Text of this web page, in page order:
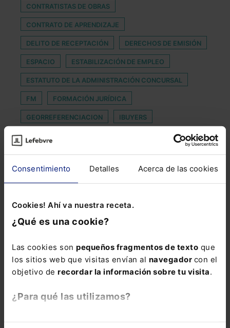
Consentimiento Detalles Acerca de las cookies
Cookies! Ahí va nuestra receta.
¿Qué es una cookie?
Las cookies son pequeños fragmentos de texto que
los sitios web que visitas envían al navegador con el
objetivo de recordar la información sobre tu visita.
¿Para qué las utilizamos?
CONTRATISTAS DE OBRAS
CONTRATO DE APRENDIZAJE
DELITO DE RECEPTACIÓN DERECHOS DE EMISIÓN
ESPACIO ESTABILIZACIÓN DE EMPLEO
ESTATUTO DE LA ADMINISTRACIÓN CONCURSAL
FM FORMACIÓN JURÍDICA
GEORREFERENCIACION IBUYERS
INNOVATE LAWYERS
INVERSIÓN DURANTE LA PANDEMIA
MERCADO ELÉCTRICO MYTHOS
PBC
REFUGIO SECTOR DE TELECOMUNICACIONES
SEGUIMIENTO ÉTICO SOCIEDAD COTIZADA
TRANSPARENCIA FISCAL INTERNACIONAL